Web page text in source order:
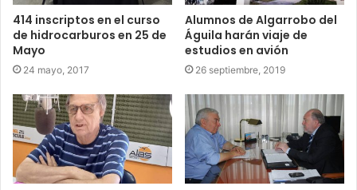
414 inscriptos en el curso
de hidrocarburos en 25 de
Mayo
24 mayo, 2017
Alumnos de Algarrobo del
Águila harán viaje de
estudios en avión
26 septiembre, 2019